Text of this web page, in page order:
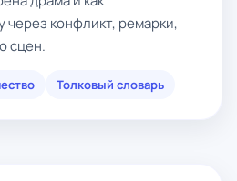
через конфликт, ремарки,
сцен.
Толковый словарь